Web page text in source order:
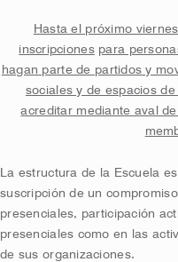
Hasta el próximo
inscripciones para
hagan parte de partidos y
sociales y de espacios
acreditar mediante aval
La estructura de la Escuela
suscripción de un
presenciales, participación
presenciales como en las
de sus organizaciones.